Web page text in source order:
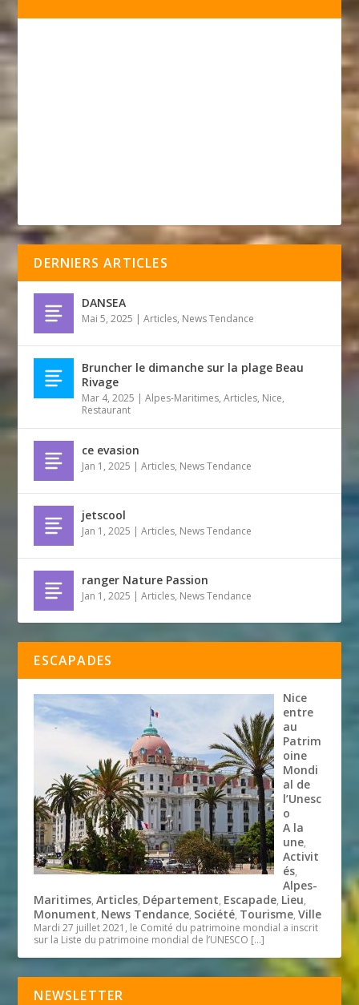
DERNIERS ARTICLES
DANSEA
Mai 5, 2025 |Articles, News Tendance
Bruncher le dimanche sur la plage Beau
Rivage
Mar 4, 2025 |Alpes-Maritimes,Articles, Nice,
Restaurant
ce evasion
Jan 1, 2025 |Articles, News Tendance
jetscool
Jan 1, 2025 |Articles, News Tendance
ranger Nature Passion
Jan 1, 2025 |Articles, News Tendance
ESCAPADES
Nice
entre
au
Patrim
oine
Mondi
al de
l’Unesc
o
A la
une,
Activit
és,
Alpes-
Maritimes,Articles, Département, Escapade, Lieu,
Monument, News Tendance, Société, Tourisme,Ville
Mardi 27 juillet 2021, le Comité du patrimoine mondial a inscrit
sur la Liste du patrimoine mondial de l’UNESCO […]
NEWSLETTER